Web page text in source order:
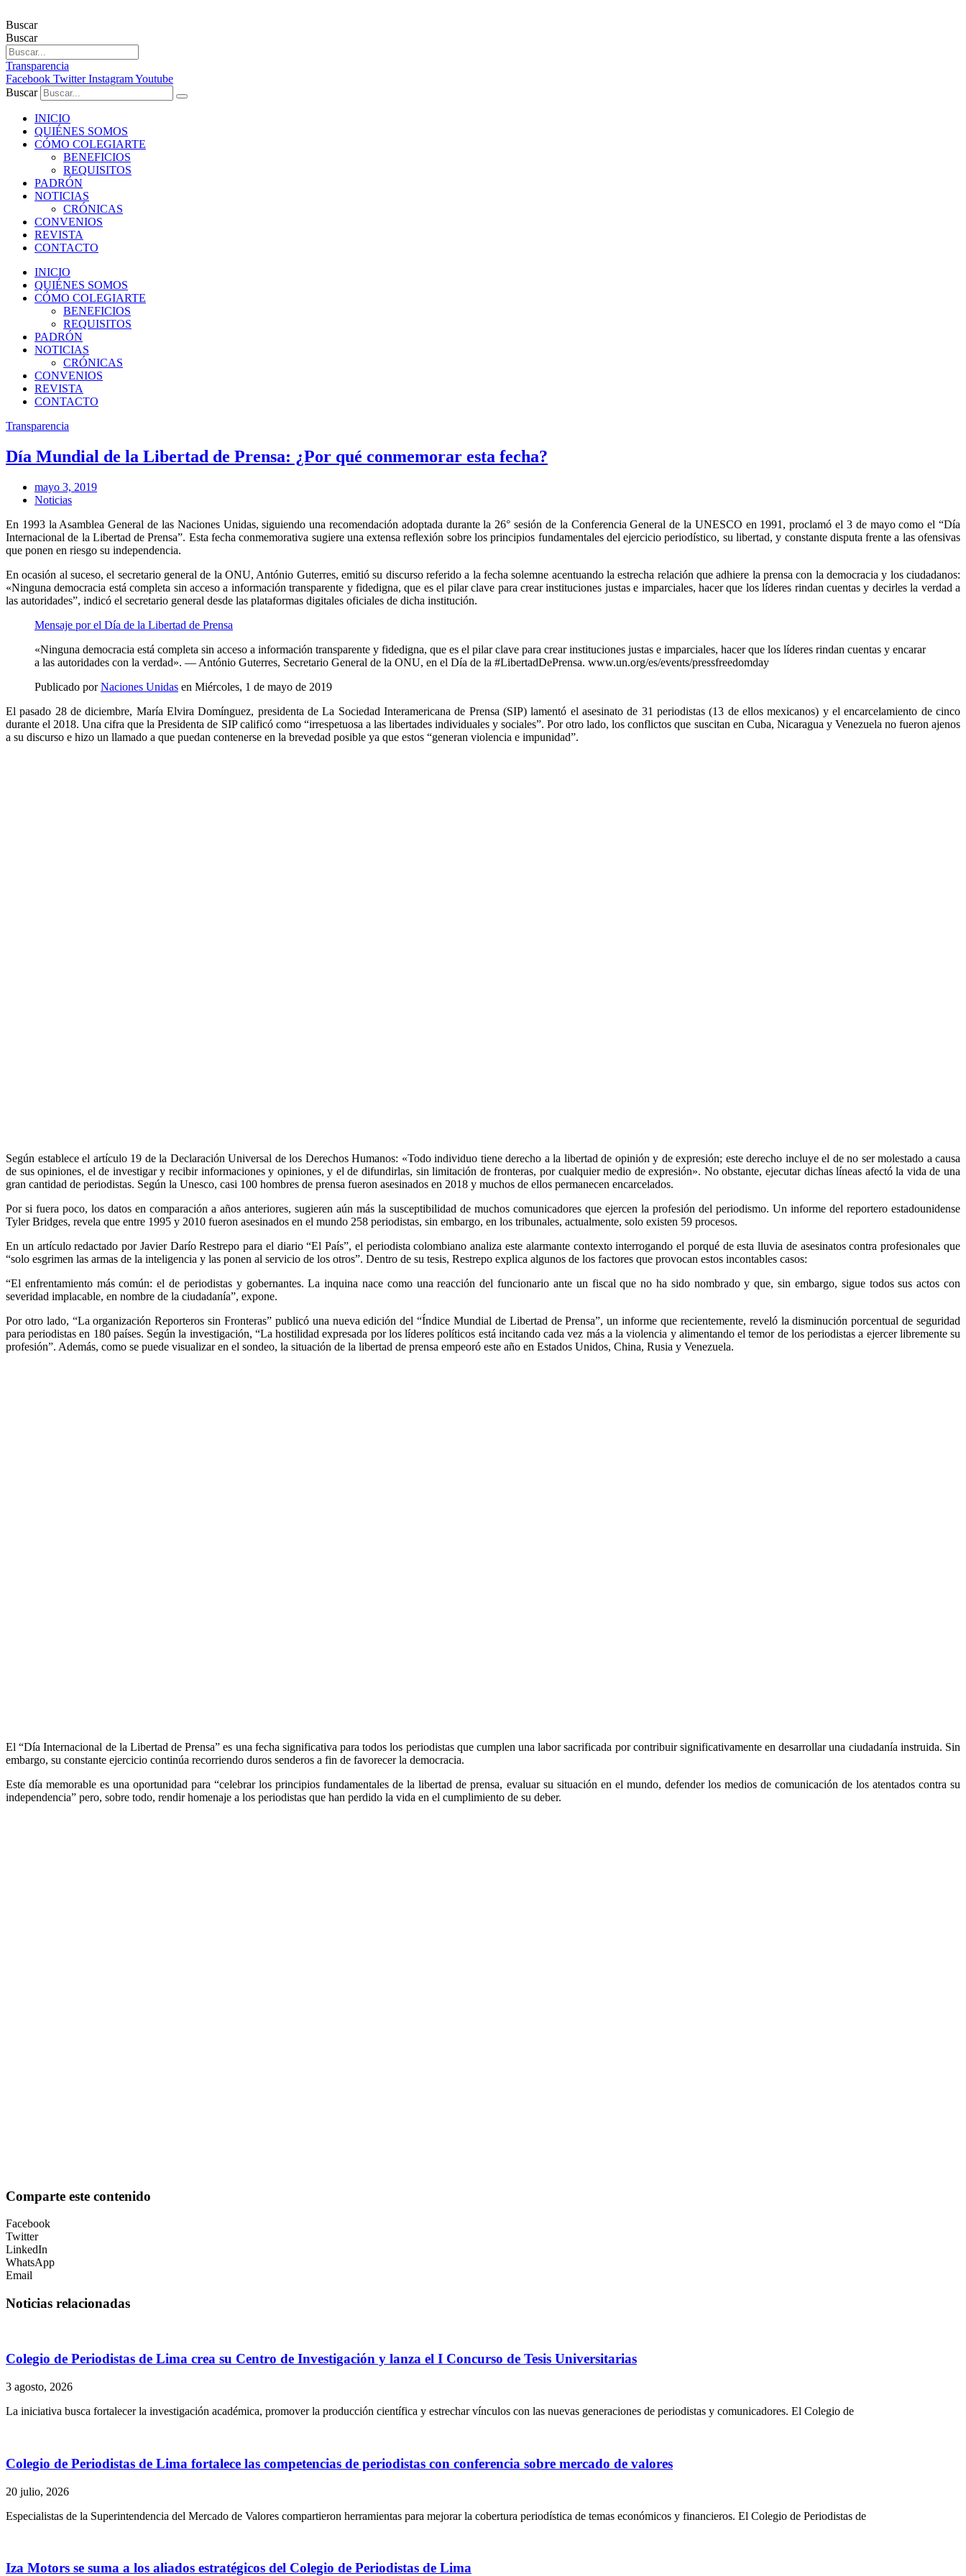
Buscar
Buscar
Transparencia
Facebook Twitter InstagramYoutube
Buscar
INICIO
QUIÉNES SOMOS
CÓMO COLEGIARTE
BENEFICIOS
REQUISITOS
PADRÓN
NOTICIAS
CRÓNICAS
CONVENIOS
REVISTA
CONTACTO
INICIO
QUIÉNES SOMOS
CÓMO COLEGIARTE
BENEFICIOS
REQUISITOS
PADRÓN
NOTICIAS
CRÓNICAS
CONVENIOS
REVISTA
CONTACTO
Transparencia
Día Mundial de la Libertad de Prensa: ¿Por qué conmemorar esta fecha?
mayo 3, 2019
Noticias
En 1993 la Asamblea General de las Naciones Unidas, siguiendo una recomendación adoptada durante la 26° sesión de la Conferencia General de la UNESCO en 1991, proclamó el 3 de mayo como el “Día
Internacional de la Libertad de Prensa”. Esta fecha conmemorativa sugiere una extensa reflexión sobre los principios fundamentales del ejercicio periodístico, su libertad, y constante disputa frente a las ofensivas
que ponen en riesgo su independencia.
En ocasión al suceso, el secretario general de la ONU, António Guterres, emitió su discurso referido a la fecha solemne acentuando la estrecha relación que adhiere la prensa con la democracia y los ciudadanos:
«Ninguna democracia está completa sin acceso a información transparente y fidedigna, que es el pilar clave para crear instituciones justas e imparciales, hacer que los líderes rindan cuentas y decirles la verdad a
las autoridades”, indicó el secretario general desde las plataformas digitales oficiales de dicha institución.
Mensaje por el Día de la Libertad de Prensa
«Ninguna democracia está completa sin acceso a información transparente y fidedigna, que es el pilar clave para crear instituciones justas e imparciales, hacer que los líderes rindan cuentas y encarar
a las autoridades con la verdad». — António Guterres, Secretario General de la ONU, en el Día de la #LibertadDePrensa. www.un.org/es/events/pressfreedomday
Publicado porNaciones Unidas en Miércoles, 1 de mayo de 2019
El pasado 28 de diciembre, María Elvira Domínguez, presidenta de La Sociedad Interamericana de Prensa (SIP) lamentó el asesinato de 31 periodistas (13 de ellos mexicanos) y el encarcelamiento de cinco
durante el 2018. Una cifra que la Presidenta de SIP calificó como “irrespetuosa a las libertades individuales y sociales”. Por otro lado, los conflictos que suscitan en Cuba, Nicaragua y Venezuela no fueron ajenos
a su discurso e hizo un llamado a que puedan contenerse en la brevedad posible ya que estos “generan violencia e impunidad”.
Según establece el artículo 19 de la Declaración Universal de los Derechos Humanos: «Todo individuo tiene derecho a la libertad de opinión y de expresión; este derecho incluye el de no ser molestado a causa
de sus opiniones, el de investigar y recibir informaciones y opiniones, y el de difundirlas, sin limitación de fronteras, por cualquier medio de expresión». No obstante, ejecutar dichas líneas afectó la vida de una
gran cantidad de periodistas. Según la Unesco, casi 100 hombres de prensa fueron asesinados en 2018 y muchos de ellos permanecen encarcelados.
Por si fuera poco, los datos en comparación a años anteriores, sugieren aún más la susceptibilidad de muchos comunicadores que ejercen la profesión del periodismo. Un informe del reportero estadounidense
Tyler Bridges, revela que entre 1995 y 2010 fueron asesinados en el mundo 258 periodistas, sin embargo, en los tribunales, actualmente, solo existen 59 procesos.
En un artículo redactado por Javier Darío Restrepo para el diario “El País”, el periodista colombiano analiza este alarmante contexto interrogando el porqué de esta lluvia de asesinatos contra profesionales que
“solo esgrimen las armas de la inteligencia y las ponen al servicio de los otros”. Dentro de su tesis, Restrepo explica algunos de los factores que provocan estos incontables casos:
“El enfrentamiento más común: el de periodistas y gobernantes. La inquina nace como una reacción del funcionario ante un fiscal que no ha sido nombrado y que, sin embargo, sigue todos sus actos con
severidad implacable, en nombre de la ciudadanía”, expone.
Por otro lado, “La organización Reporteros sin Fronteras” publicó una nueva edición del “Índice Mundial de Libertad de Prensa”, un informe que recientemente, reveló la disminución porcentual de seguridad
para periodistas en 180 países. Según la investigación, “La hostilidad expresada por los líderes políticos está incitando cada vez más a la violencia y alimentando el temor de los periodistas a ejercer libremente su
profesión”. Además, como se puede visualizar en el sondeo, la situación de la libertad de prensa empeoró este año en Estados Unidos, China, Rusia y Venezuela.
El “Día Internacional de la Libertad de Prensa” es una fecha significativa para todos los periodistas que cumplen una labor sacrificada por contribuir significativamente en desarrollar una ciudadanía instruida. Sin
embargo, su constante ejercicio continúa recorriendo duros senderos a fin de favorecer la democracia.
Este día memorable es una oportunidad para “celebrar los principios fundamentales de la libertad de prensa, evaluar su situación en el mundo, defender los medios de comunicación de los atentados contra su
independencia” pero, sobre todo, rendir homenaje a los periodistas que han perdido la vida en el cumplimiento de su deber.
Comparte este contenido
Facebook
Twitter
LinkedIn
WhatsApp
Email
Noticias relacionadas
Colegio de Periodistas de Lima crea su Centro de Investigación y lanza el I Concurso de Tesis Universitarias
3 agosto, 2026
La iniciativa busca fortalecer la investigación académica, promover la producción científica y estrechar vínculos con las nuevas generaciones de periodistas y comunicadores. El Colegio de
Colegio de Periodistas de Lima fortalece las competencias de periodistas con conferencia sobre mercado de valores
20 julio, 2026
Especialistas de la Superintendencia del Mercado de Valores compartieron herramientas para mejorar la cobertura periodística de temas económicos y financieros. El Colegio de Periodistas de
Iza Motors se suma a los aliados estratégicos del Colegio de Periodistas de Lima